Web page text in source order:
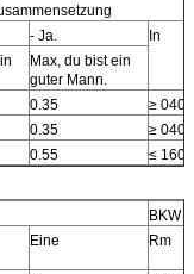
- Ja.
In
Max, du bist ein
guter Mann.
0.35
≥ 040
0.35
≥ 040
0.55 ≤ 160
BKW
Eine Rm